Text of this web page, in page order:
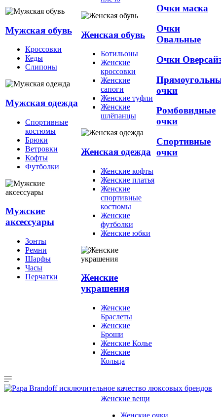
Мужская обувь
Кроссовки
Кеды
Слипоны
Мужская одежда
Спортивные
костюмы
Брюки
Ветровки
Кофты
Футболки
Мужские
аксессуары
Зонты
Ремни
Шарфы
Часы
Перчатки
Женская обувь
Ботильоны
Женские
кроссовки
Женские
сапоги
Женские туфли
Женские
шлёпанцы
Женская одежда
Женские кофты
Женские платья
Женские
спортивные
костюмы
Женские
футболки
Женские юбки
Женские
украшения
Женские
Браслеты
Женские
Броши
Женские Колье
Женские
Кольца
Очки маска
Очки
Овальные
Очки
очки
Ромбовидные
очки
Спортивные
очки
Женские вещи
Женские очки